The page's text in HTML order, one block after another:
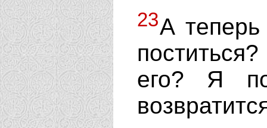
23А
его? Я